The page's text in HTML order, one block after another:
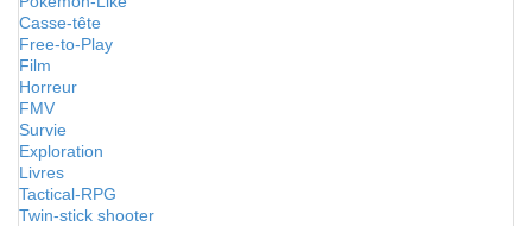
Casse-tête
Free-to-Play
Film
Horreur
FMV
Survie
Exploration
Livres
Tactical-RPG
Twin-stick shooter